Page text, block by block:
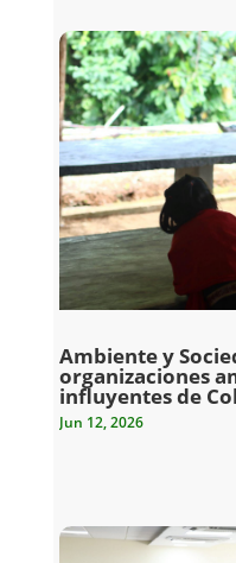
Ambiente y
organizaciones
influyentes de
Jun 12, 2026